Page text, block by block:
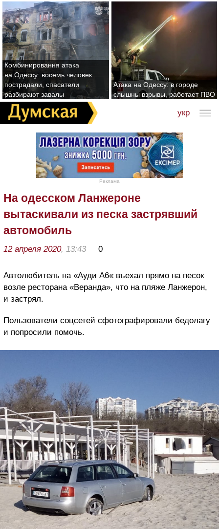
Комбинировання атака
на Одессу: восемь человек
пострадали, спасатели
разбирают завалы
Атака на Одессу: в городе
слышны взрывы, работает ПВО
укр
Реклама
На одесском Ланжероне
вытаскивали из песка застрявший
автомобиль
12 апреля 2020, 13:43 0
Автолюбитель на «Ауди А6« въехал прямо на песок
возле ресторана «Веранда», что на пляже Ланжерон,
и застрял.
Пользователи соцсетей сфотографировали бедолагу
и попросили помочь.